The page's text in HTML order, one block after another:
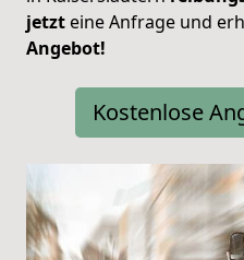
jetzteine Anfrage und
Angebot!
Kostenlose